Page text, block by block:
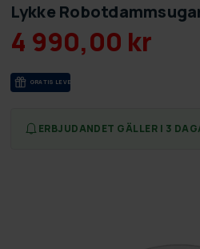
Lykke
4 990,00 kr
GRA­TIS LE­VE­RANS
ERBJUDANDET GÄLLER I 3